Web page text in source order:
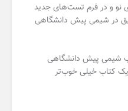
نو و در فرم تست‌های جدید
در شیمی پیش دانشگاهی
شیمی پیش دانشگاهی
کتاب خیلی خوب‌تر